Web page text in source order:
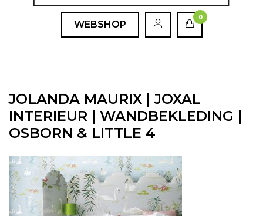
WEBSHOP
0
JOLANDA MAURIX | JOXAL
INTERIEUR | WANDBEKLEDING |
OSBORN & LITTLE 4